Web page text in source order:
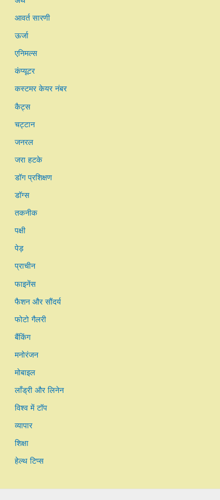
आवर्त सारणी
ऊर्जा
एनिमल्स
कंप्यूटर
कस्टमर केयर नंबर
कैट्स
चट्टान
जनरल
जरा हटके
डॉग प्रशिक्षण
डॉग्स
तकनीक
पक्षी
पेड़
प्राचीन
फाइनेंस
फैशन और सौंदर्य
फोटो गैलरी
बैंकिंग
मनोरंजन
मोबाइल
लाँड्री और लिनेन
विश्व में टॉप
व्यापार
शिक्षा
हेल्थ टिप्स